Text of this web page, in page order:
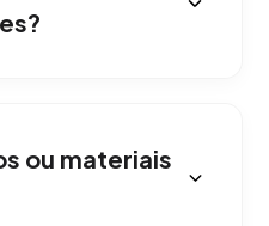
completo,
talentos
ou materiais